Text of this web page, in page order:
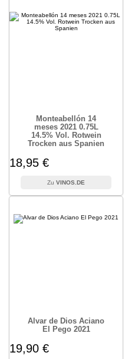
Monteabellón 14
meses 2021 0.75L
14.5% Vol. Rotwein
Trocken aus Spanien
18,95 €
VINOS.DE
Alvar de Dios Aciano
El Pego 2021
19,90 €